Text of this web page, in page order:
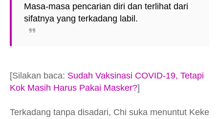
Masa-masa pencarian diri dan terlihat dari
sifatnya yang terkadang labil.
[Silakan baca: Sudah Vaksinasi COVID-19, Tetapi
Kok Masih Harus Pakai Masker?]
Terkadang tanpa disadari, Chi suka menuntut Keke